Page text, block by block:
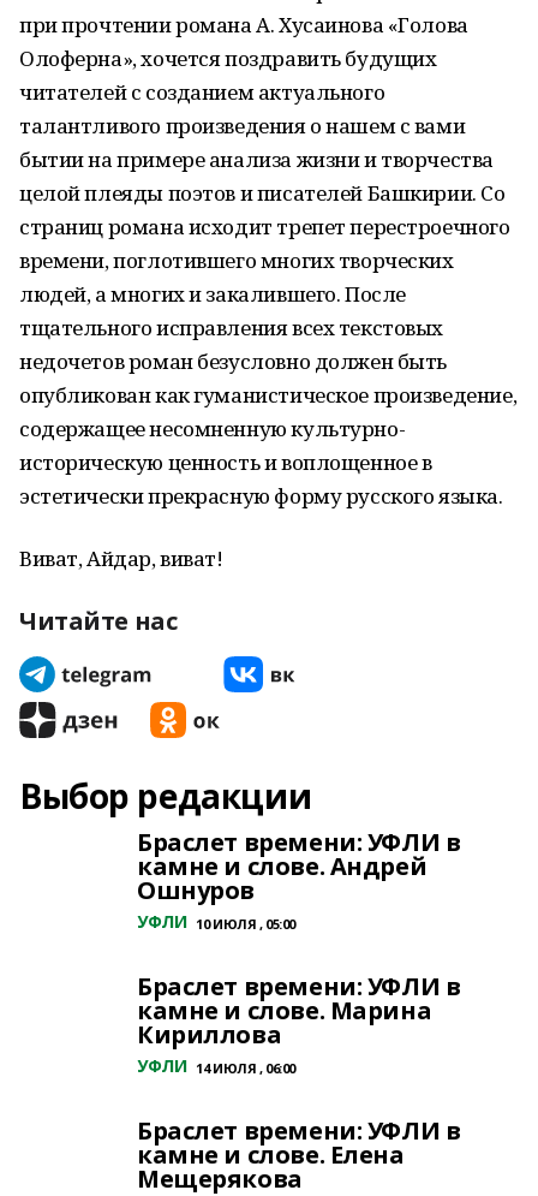
при прочтении романа А. Хусаинова «Голова
Олоферна», хочется поздравить будущих
читателей с созданием актуального
талантливого произведения о нашем с вами
бытии на примере анализа жизни и творчества
целой плеяды поэтов и писателей Башкирии. Со
страниц романа исходит трепет перестроечного
времени, поглотившего многих творческих
людей, а многих и закалившего. После
тщательного исправления всех текстовых
недочетов роман безусловно должен быть
опубликован как гуманистическое произведение,
содержащее несомненную культурно-
историческую ценность и воплощенное в
эстетически прекрасную форму русского языка.
Виват, Айдар, виват!
Читайте нас
Выбор редакции
Браслет времени: УФЛИ в
камне и слове. Андрей
Ошнуров
УФЛИ 10 ИЮЛЯ , 05:00
Браслет времени: УФЛИ в
камне и слове. Марина
Кириллова
УФЛИ 14 ИЮЛЯ , 06:00
Браслет времени: УФЛИ в
камне и слове. Елена
Мещерякова